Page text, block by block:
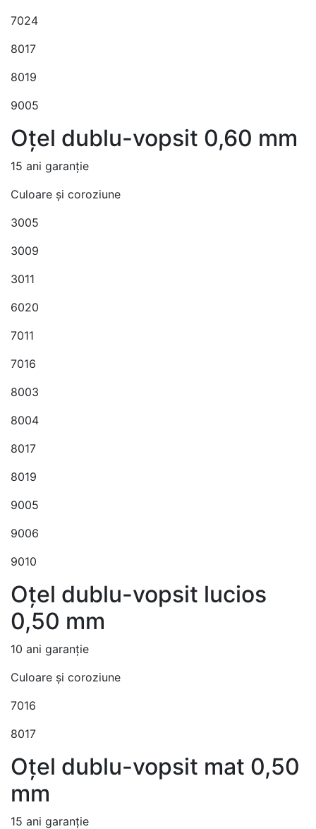
7024
8017
8019
9005
Oțel dublu-vopsit 0,60 mm
15 ani garanție
Culoare și coroziune
3005
3009
3011
6020
7011
7016
8003
8004
8017
8019
9005
9006
9010
Oțel dublu-vopsit lucios
0,50 mm
10 ani garanție
Culoare și coroziune
7016
8017
Oțel dublu-vopsit mat 0,50
mm
15 ani garanție